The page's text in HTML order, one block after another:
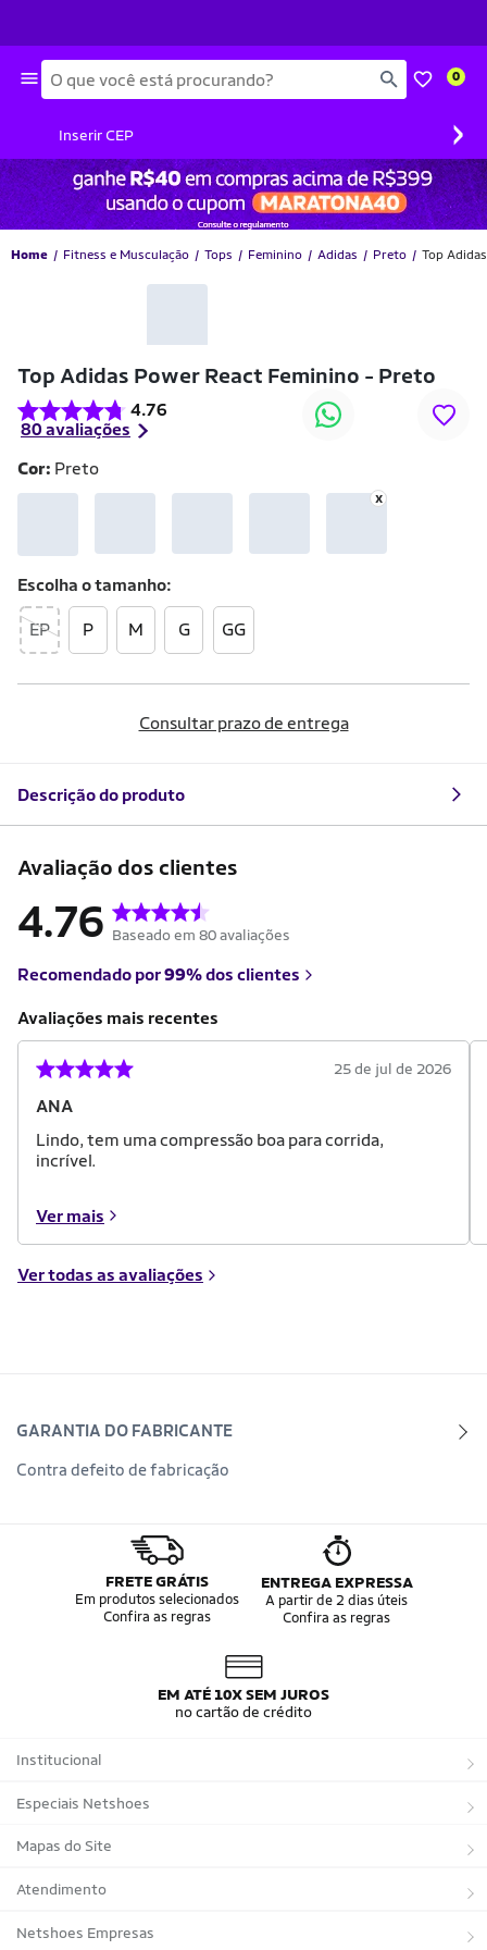
Busca 0
Inserir CEP ›
Home Fitness e Musculação Tops Feminino Adidas Preto Top
Top Adidas Power React Feminino - Preto
4.76
80 avaliações
-23% OFF
Cor: Preto
Escolha otamanho
EP P M G GG
Consultar prazo de entrega
Descrição do produto
Avaliação dos clientes
4.76 Baseado em 80 avaliações
Recomendado por99%dos clientes
Avaliações mais recentes
ANA
25 de jul de 2026
Lindo, tem uma compressão boa para corrida,
incrível.
Ver mais
Ver todas as avaliações
GARANTIA DO FABRICANTE
Contra defeito de fabricação
FRETE GRÁTIS
Em produtos selecionados
Confira as regras
ENTREGA EXPRESSA
A partir de 2 dias úteis
Confira as regras
EM ATÉ 10X SEM JUROS
no cartão de crédito
Institucional
Sobre a Netshoes
Política de Privacidade
Programa de Afiliados
Regulamentos
Especiais Netshoes
Suplementos
Corrida
Bicicletas
Mapas do Site
Marcas
Tipos de Produtos
Atendimento
Trocas e devoluções
Netshoes Empresas